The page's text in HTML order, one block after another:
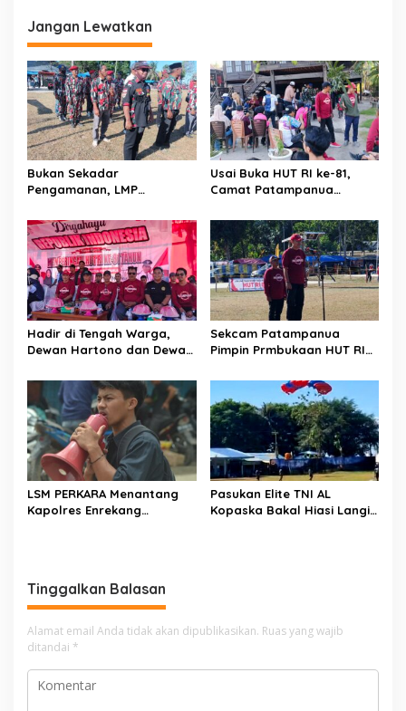
a
s
i
p
o
s
Jangan Lewatkan
Bukan Sekadar
Pengamanan, LMP
Wajah Sinergitas di
Pembukaan HUT RI ke-81
Usai Buka HUT RI ke-81,
Camat Patampanua
Lurah: Arahan Tegas
Dibumbui Canda, Semua
Fokus Mendengar!
Hadir di Tengah Warga,
Dewan Hartono dan Dewan
Penuh Puncak Perayaan
HUT RI ke-81 di Maccirinna
Sekcam Patampanua
Pimpin Prmbukaan HUT RI
Kemerdekaan Berkobar di
Maccirinna
LSM PERKARA Menantang
Kapolres Enrekang
Pasukan Elite TNI AL
Kopaska Bakal Hiasi Langit
Tinggalkan Balasan
Alamat email Anda tidak akan dipublikasikan. Ruas yang wajib
ditandai *